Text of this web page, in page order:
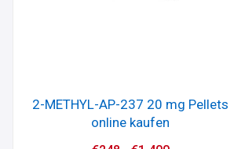
2-METHYL-AP-237 20 mg Pellets
online kaufen